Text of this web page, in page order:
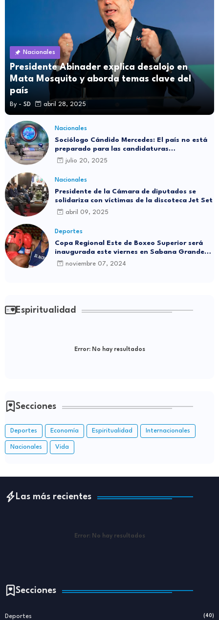
Nacionales
Presidente Abinader explica desalojo en
Mata Mosquito y aborda temas clave del
país
By - SD abril 28, 2025
Nacionales
Sociólogo Cándido Mercedes: El país no está
preparado para las candidaturas
independientes
julio 20, 2025
Nacionales
Presidente de la Cámara de diputados se
solidariza con víctimas de la discoteca Jet Set
abril 09, 2025
Deportes
Copa Regional Este de Boxeo Superior será
inaugurada este viernes en Sabana Grande
de Boyá
noviembre 07, 2024
Espiritualidad
Error:No hay resultados
Secciones
Deportes Economía Espiritualidad Internacionales
Nacionales Vida
Las más recientes
Error: No hay resultados
Secciones
Deportes (40)